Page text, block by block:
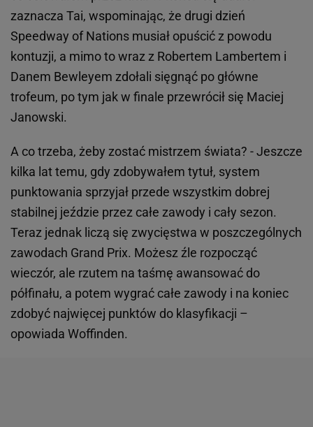
zaznacza Tai, wspominając, że drugi dzień
Speedway of Nations musiał opuścić z powodu
kontuzji, a mimo to wraz z Robertem Lambertem i
Danem Bewleyem zdołali sięgnąć po główne
trofeum, po tym jak w finale przewrócił się Maciej
Janowski.
A co trzeba, żeby zostać mistrzem świata? - Jeszcze
kilka lat temu, gdy zdobywałem tytuł, system
punktowania sprzyjał przede wszystkim dobrej
stabilnej jeździe przez całe zawody i cały sezon.
Teraz jednak liczą się zwycięstwa w poszczególnych
zawodach Grand Prix. Możesz źle rozpocząć
wieczór, ale rzutem na taśmę awansować do
półfinału, a potem wygrać całe zawody i na koniec
zdobyć najwięcej punktów do klasyfikacji –
opowiada Woffinden.